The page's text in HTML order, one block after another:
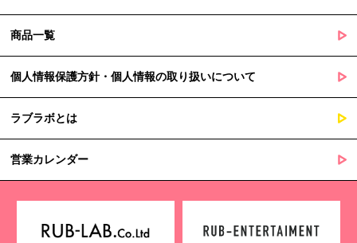
商品一覧
個人情報保護方針・個人情報の取り扱いについて
ラブラボとは
営業カレンダー